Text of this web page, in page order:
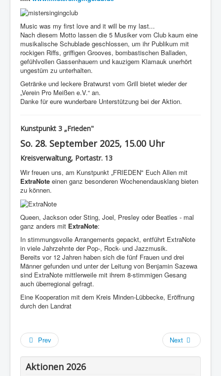
Music was my first love and it will be my last...
Nach diesem Motto lassen die 5 Musiker vom Club kaum eine
musikalische Schublade geschlossen, um ihr Publikum mit
rockigen Riffs, griffigen Grooves, bombastischen Balladen,
gefühlvollen Gassenhauern und kauzigem Klamauk unerhört
ungestüm zu unterhalten.
Getränke und leckere Bratwurst vom Grill bietet wieder der
„Verein Pro Meißen e.V.“ an.
Danke für eure wunderbare Unterstützung bei der Aktion.
Kunstpunkt 3 „Frieden"
So. 28. September 2025, 15.00 Uhr
Kreisverwaltung, Portastr. 13
Wir freuen uns, am Kunstpunkt „FRIEDEN" Euch Allen mit
ExtraNote einen ganz besonderen Wochenendausklang bieten
zu können.
Queen, Jackson oder Sting, Joel, Presley oder Beatles - mal
ganz anders mit ExtraNote:
In stimmungsvolle Arrangements gepackt, entführt ExtraNote
in viele Jahrzehnte der Pop-, Rock- und Jazzmusik.
Bereits vor 12 Jahren haben sich die fünf Frauen und drei
Männer gefunden und unter der Leitung von Benjamin Sazewa
sind ExtraNote mittlerweile mit ihrem 8-stimmigen Gesang
auch überregional gefragt.
Eine Kooperation mit dem Kreis Minden-Lübbecke, Eröffnung
durch den Landrat
Prev Next
Aktionen 2026